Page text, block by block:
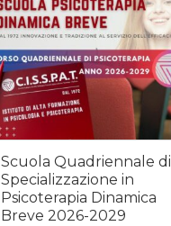
Scuola Quadriennale di
Specializzazione in
Psicoterapia Dinamica
Breve 2026-2029